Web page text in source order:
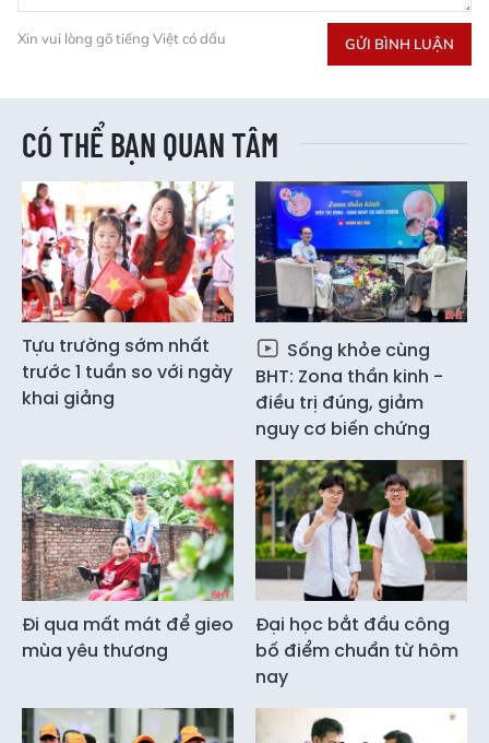
Xin vui lòng gõ tiếng Việt có dấu GỬI BÌNH LUẬN
CÓ THỂ BẠN QUAN TÂM
Tựu trường sớm nhất
trước 1 tuần so với ngày
khai giảng
Sống khỏe cùng
BHT: Zona thần kinh -
điều trị đúng, giảm
nguy cơ biến chứng
Đi qua mất mát để gieo
mùa yêu thương
Đại học bắt đầu công
bố điểm chuẩn từ hôm
nay